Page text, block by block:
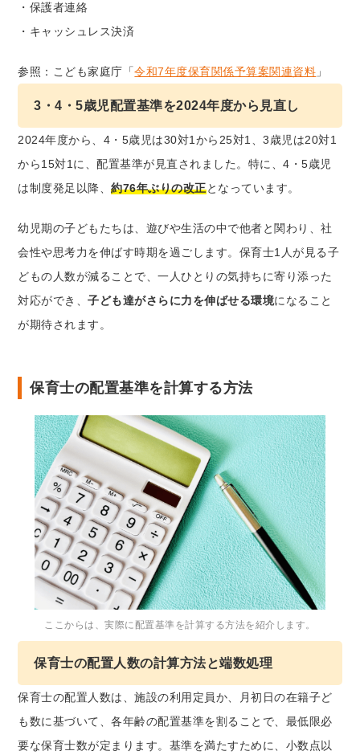
・保護者連絡
・キャッシュレス決済
参照：こども家庭庁「令和7年度保育関係予算案関連資料 」
3・4・5歳児配置基準を2024年度から見直し
2024年度から、4・5歳児は30対1から25対1、3歳児は20対1
から15対1に、配置基準が見直されました。特に、4・5歳児
は制度発足以降、約76年ぶりの改正となっています。
幼児期の子どもたちは、遊びや生活の中で他者と関わり、社
会性や思考力を伸ばす時期を過ごします。保育士1人が見る子
どもの人数が減ることで、一人ひとりの気持ちに寄り添った
対応ができ、子ども達がさらに力を伸ばせる環境になること
が期待されます。
保育士の配置基準を計算する方法
ここからは、実際に配置基準を計算する方法を紹介します。
保育士の配置人数の計算方法と端数処理
保育士の配置人数は、施設の利用定員か、月初日の在籍子ど
も数に基づいて、各年齢の配置基準を割ることで、最低限必
要な保育士数が定まります。基準を満たすために、小数点以